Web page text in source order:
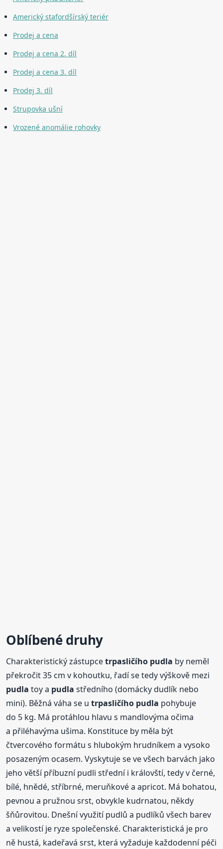
Americký stafordšírský teriér
Prodej a cena
Prodej a cena 2. díl
Prodej a cena 3. díl
Prodej 3. díl
Strupovka ušní
Vrozené anomálie rohovky
Oblíbené druhy
Charakteristický zástupcetrpasličího pudla by neměl
překročit 35 cm v kohoutku, řadí se tedy výškově mezi
pudla toy a pudla středního (domácky dudlík nebo
mini). Běžná váha se utrpasličího pudla pohybuje
do 5 kg. Má protáhlou hlavu s mandlovýma očima
a přiléhavýma ušima. Konstituce by měla být
čtvercového formátu s hlubokým hrudníkem a vysoko
posazeným ocasem. Vyskytuje se ve všech barvách jako
jeho větší příbuzní pudli střední i královští, tedy v černé,
bílé, hnědé, stříbrné, meruňkové a apricot. Má bohatou,
pevnou a pružnou srst, obvykle kudrnatou, někdy
šňůrovitou. Dnešní využití pudlů a pudlíků všech barev
a velikostí je ryze společenské. Charakteristická je pro
ně hustá, kadeřavá srst, která vyžaduje každodenní péči